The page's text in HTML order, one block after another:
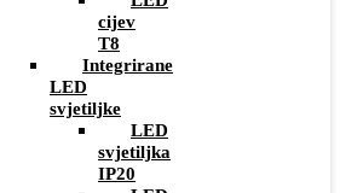
cijev
T8
Integrirane
LED
svjetiljke
LED
svjetiljka
IP20